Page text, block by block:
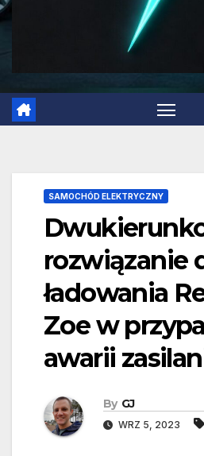
SAMOCHÓD ELEKTRYCZNY
rozwiązanie
ładowania
Zoe w
awarii
By GJ
WRZ 5, 2023